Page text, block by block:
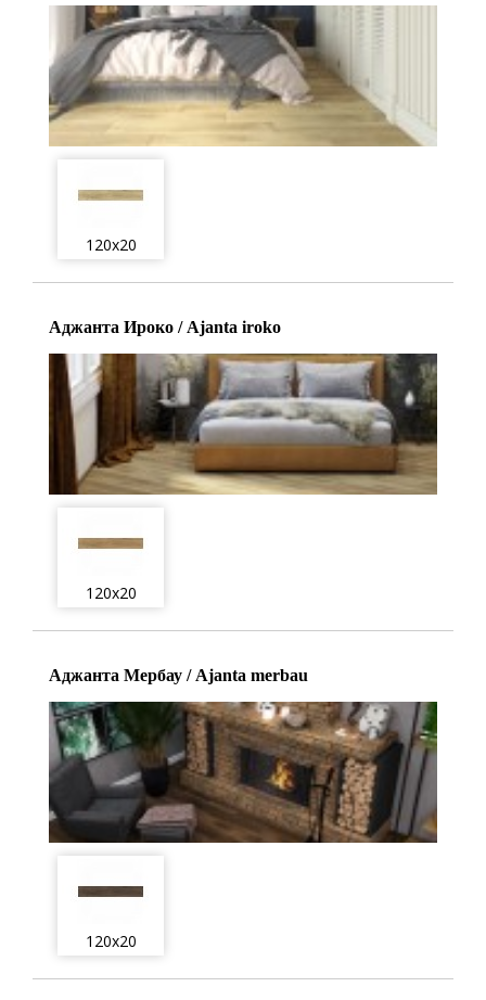
120x20
Аджанта Ироко / Ajanta iroko
120x20
Аджанта Мербау / Ajanta merbau
120x20